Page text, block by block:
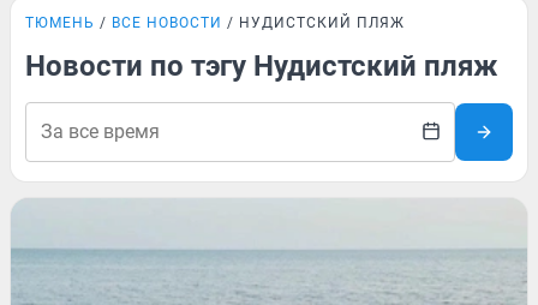
ТЮМЕНЬ ВСЕ НОВОСТИ НУДИСТСКИЙ ПЛЯЖ
Новости по тэгу Нудистский пляж